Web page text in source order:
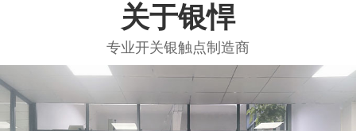
关于银悍
专业开关银触点制造商